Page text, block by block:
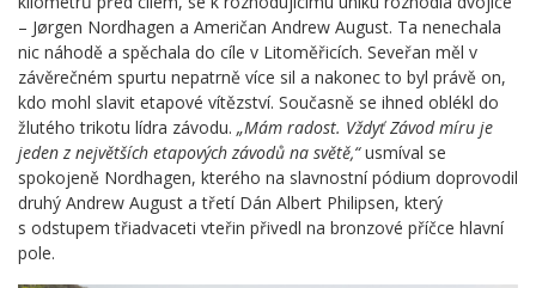
– Jørgen Nordhagen a Američan Andrew August. Ta nenechala
nic náhodě a spěchala do cíle v Litoměřicích. Seveřan měl v
závěrečném spurtu nepatrně více sil a nakonec to byl právě on,
kdo mohl slavit etapové vítězství. Současně se ihned oblékl do
žlutého trikotu lídra závodu. „Mám radost. Vždyť Závod míru je
jeden z největších etapových závodů na světě,“usmíval se
spokojeně Nordhagen, kterého na slavnostní pódium doprovodil
druhý Andrew August a třetí Dán Albert Philipsen, který
s odstupem třiadvaceti vteřin přivedl na bronzové příčce hlavní
pole.